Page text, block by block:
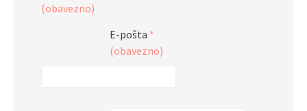
(obavezno)
E-pošta *
(obavezno)